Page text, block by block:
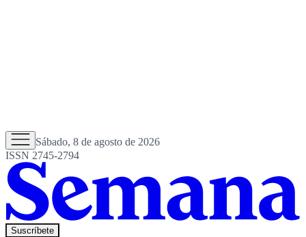
Sábado, 8 de agosto de 2026
ISSN 2745-2794
Suscríbete